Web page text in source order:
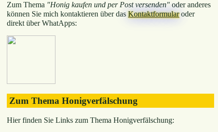
Zum Thema "Honig kaufen und per Post versenden" oder anderes
können Sie mich kontaktieren über dasKontaktformularoder
direkt über WhatApps:
Zum Thema Honigverfälschung
Hier finden Sie Links zum Thema Honigverfälschung: